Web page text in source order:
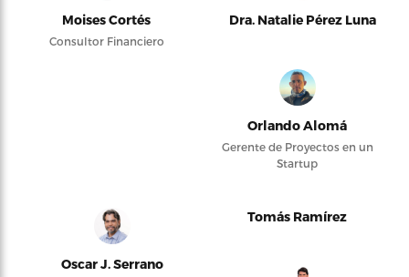
Moises Cortés
Consultor Financiero
Dra. Natalie Pérez Luna
Orlando Alomá
Gerente de Proyectos en un
Startup
Oscar J. Serrano
Tomás Ramírez